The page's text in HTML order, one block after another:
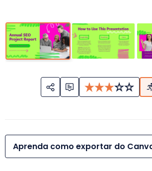
Aprenda como exportar do